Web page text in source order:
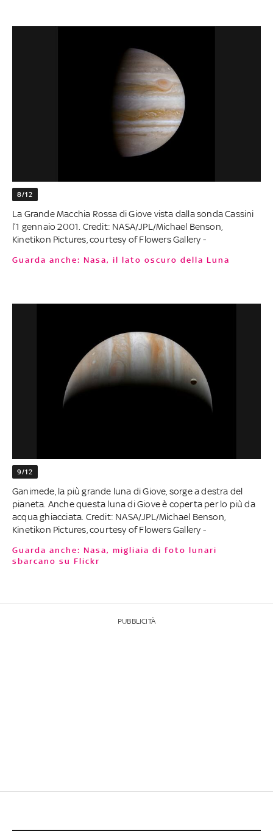
8/12
La Grande Macchia Rossa di Giove vista dalla sonda Cassini
l’1 gennaio 2001. Credit: NASA/JPL/Michael Benson,
Kinetikon Pictures, courtesy of Flowers Gallery -
Guarda anche: Nasa, il lato oscuro della Luna
9/12
Ganimede, la più grande luna di Giove, sorge a destra del
pianeta. Anche questa luna di Giove è coperta per lo più da
acqua ghiacciata. Credit: NASA/JPL/Michael Benson,
Kinetikon Pictures, courtesy of Flowers Gallery -
Guarda anche: Nasa, migliaia di foto lunari
sbarcano su Flickr
PUBBLICITÀ